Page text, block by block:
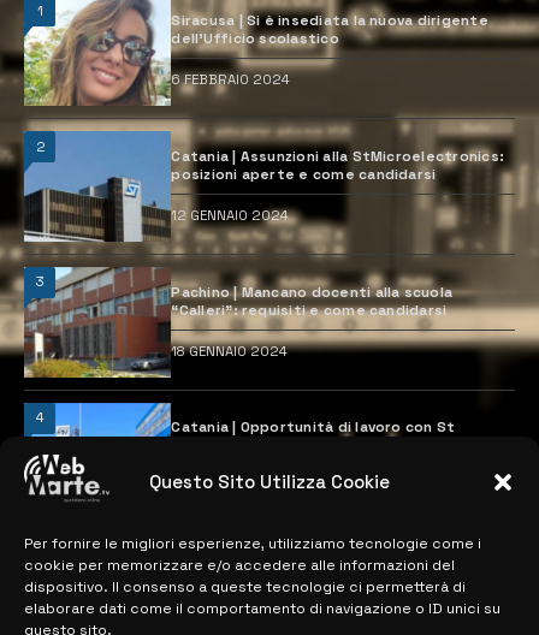
Questo Sito Utilizza Cookie
Per fornire le migliori esperienze, utilizziamo tecnologie come i
cookie per memorizzare e/o accedere alle informazioni del
dispositivo. Il consenso a queste tecnologie ci permetterà di
elaborare dati come il comportamento di navigazione o ID unici su
questo sito.
1
Siracusa | Si è insediata la nuova dirigente
dell’Ufficio scolastico
6 FEBBRAIO 2024
2
Catania | Assunzioni alla StMicroelectronics:
posizioni aperte e come candidarsi
12 GENNAIO 2024
3
Pachino | Mancano docenti alla scuola
“Calleri”: requisiti e come candidarsi
18 GENNAIO 2024
4
Catania | Opportunità di lavoro con St
28 MARZO 2024
MAPPA DEL SITO